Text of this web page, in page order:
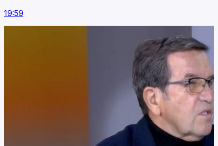
19:59